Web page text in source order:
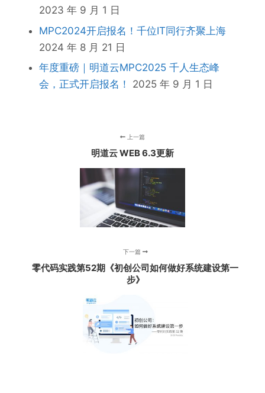
2023 年 9 月 1 日
MPC2024开启报名！千位IT同行齐聚上海
2024 年 8 月 21 日
年度重磅｜明道云MPC2025 千人生态峰
会，正式开启报名！
2025 年 9 月 1 日
上一篇
明道云 WEB 6.3更新
下一篇
零代码实践第52期《初创公司如何做好系统建设第一
步》